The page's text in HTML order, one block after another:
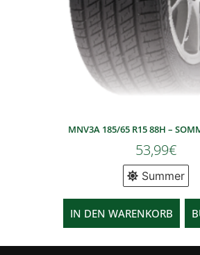
MNV3A 185/65 R15 88H –
53,99€
Summer
IN DEN WARENKORB